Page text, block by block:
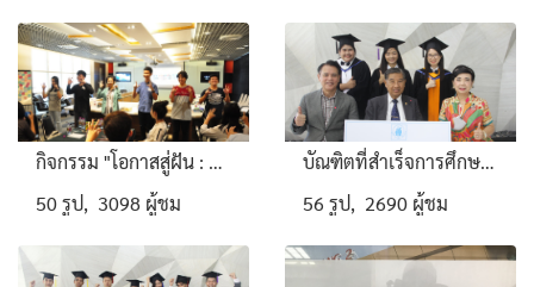
กิจกรรม "โอกาสสู่ฝัน : ยิ่งให้ ยิ่งได้ "
50 รูป, 3098 ผู้ชม
บัณฑิตที่สำเร็จการศึกษา ปีการศึกษา 2562 จำนวน 10 คน
56 รูป, 2690 ผู้ชม